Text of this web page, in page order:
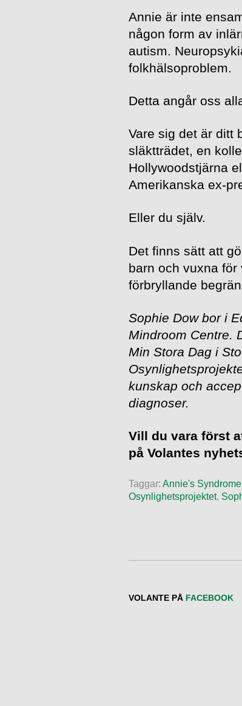
Annie är inte
någon form av
autism.
folkhälsoproblem.
Detta angår oss
Vare sig det är ditt
släktträdet, en
Hollywoodstjärna
Amerikanska ex-
Eller du själv.
Det finns sätt att
barn och vuxna
förbryllande
Sophie Dow bor i
Mindroom Centre.
Min Stora Dag i
kunskap och
diagnoser.
Vill du vara först
på Volantes
Taggar: Annie's Syndrome
Osynlighetsprojektet,
VOLANTE PÅ FACEBOOK